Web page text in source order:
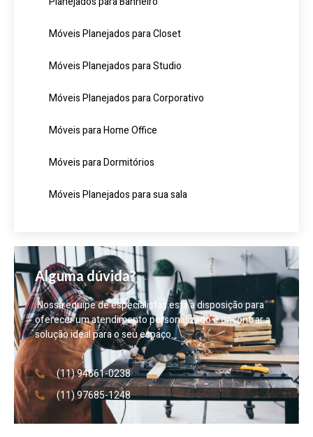
Móveis Planejados para Closet
Móveis Planejados para Studio
Móveis Planejados para Corporativo
Móveis para Home Office
Móveis para Dormitórios
Móveis Planejados para sua sala
Alguma dúvida?
Nossa equipe de especialistas está à disposição para
oferecer um atendimento personalizado e encontrar a
solução ideal para o seu espaço.
(11) 94661-0238
(11) 97685-1248